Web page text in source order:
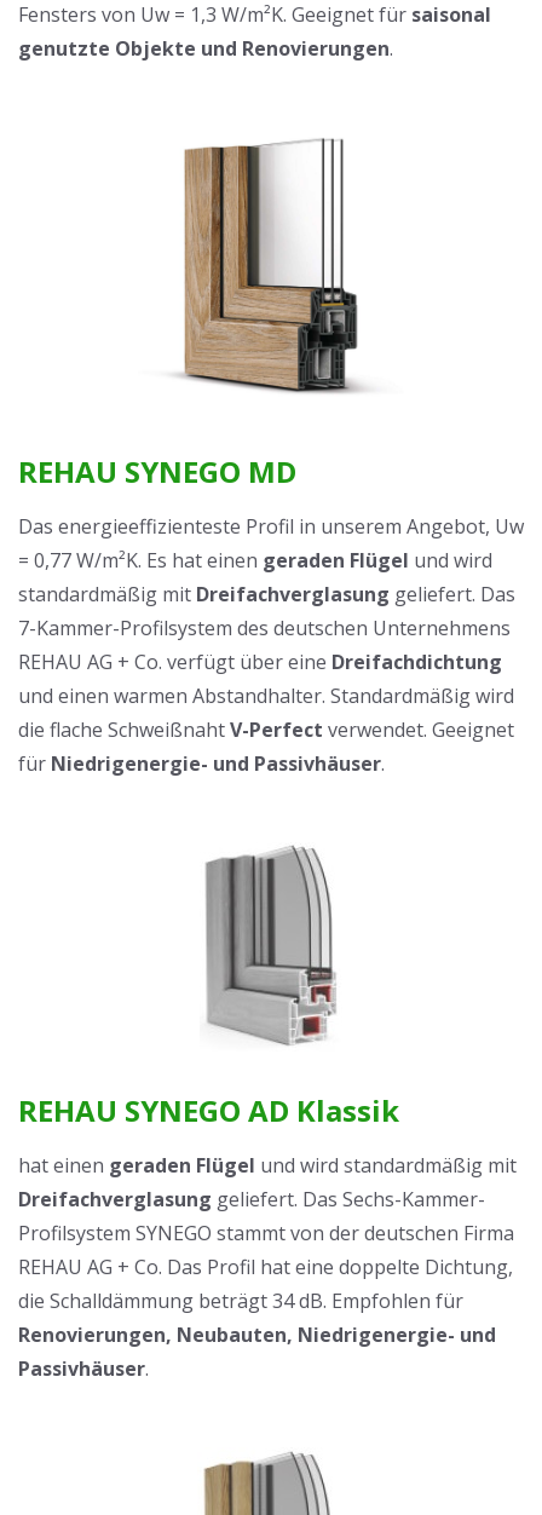
Fensters von Uw = 1,3 W/m²K. Geeignet für saisonal
genutzte Objekte und Renovierungen.
REHAU SYNEGO MD
Das energieeffizienteste Profil in unserem Angebot, Uw
= 0,77 W/m²K. Es hat einen geraden Flügel und wird
standardmäßig mit Dreifachverglasung geliefert. Das
7-Kammer-Profilsystem des deutschen Unternehmens
REHAU AG + Co. verfügt über eine Dreifachdichtung
und einen warmen Abstandhalter. Standardmäßig wird
die flache SchweißnahtV-Perfect verwendet. Geeignet
für Niedrigenergie- und Passivhäuser.
REHAU SYNEGO AD Klassik
hat einen geraden Flügel und wird standardmäßig mit
Dreifachverglasung geliefert. Das Sechs-Kammer-
Profilsystem SYNEGO stammt von der deutschen Firma
REHAU AG + Co. Das Profil hat eine doppelte Dichtung,
die Schalldämmung beträgt 34 dB. Empfohlen für
Renovierungen, Neubauten, Niedrigenergie- und
Passivhäuser.